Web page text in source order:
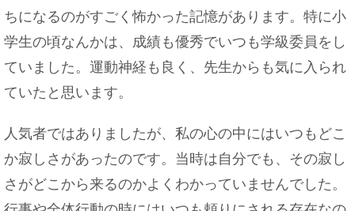
ちになるのがすごく怖かった記憶があります。特に小
学生の頃なんかは、成績も優秀でいつも学級委員をし
ていました。運動神経も良く、先生からも気に入られ
ていたと思います。
人気者ではありましたが、私の心の中にはいつもどこ
か寂しさがあったのです。当時は自分でも、その寂し
さがどこから来るのかよくわかっていませんでした。